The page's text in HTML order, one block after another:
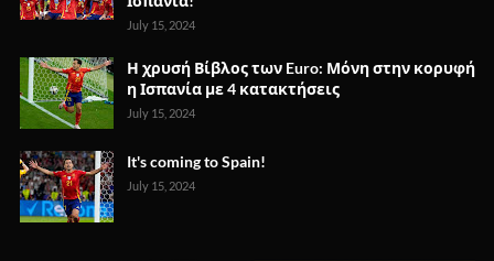
July 15, 2024
Η χρυσή Βίβλος των Euro: Μόνη στην κορυφή
η Ισπανία με 4 κατακτήσεις
July 15, 2024
It's coming to Spain!
July 15, 2024